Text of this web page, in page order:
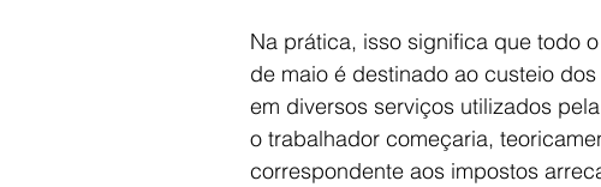
Na prática, isso significa que todo
de maio é destinado ao custeio
em diversos serviços utilizados
o trabalhador começaria,
correspondente aos impostos